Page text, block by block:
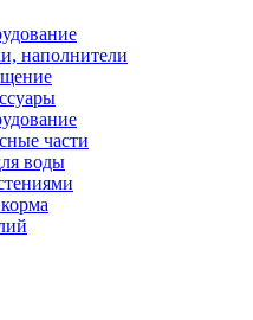
наполнители
части
воды